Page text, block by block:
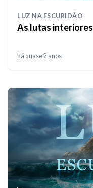
LUZ NA ESCURIDÃO
As lutas interiores
há quase 2 anos